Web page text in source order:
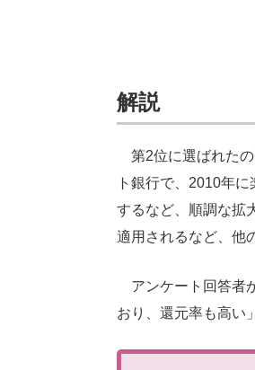
解説
第2位に選ばれたの
ト銀行で、2010年
するなど、順調な拡
適用されるなど、他
アンケート回答者
おり、還元率も高い